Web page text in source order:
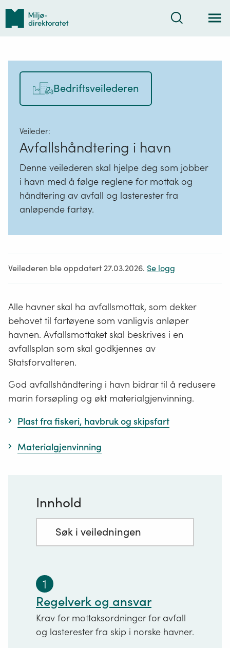
Tilbake
forsiden
Søk
Bedriftsveilederen
Veileder:
Avfallshåndtering i havn
Denne veilederen skal hjelpe deg som jobber
i havn med å følge reglene for mottak og
håndtering av avfall og lasterester fra
anløpende fartøy.
Veilederen ble oppdatert 27.03.2026. Se logg
Alle havner skal ha avfallsmottak, som dekker
behovet til fartøyene som vanligvis anløper
havnen. Avfallsmottaket skal beskrives i en
avfallsplan som skal godkjennes av
Statsforvalteren.
God avfallshåndtering i havn bidrar til å redusere
marin forsøpling og økt materialgjenvinning.
Plast fra fiskeri, havbruk og skipsfart
Materialgjenvinning
Innhold
Søkefelt
1
Regelverk og ansvar
Krav for mottaksordninger for avfall
og lasterester fra skip i norske havner.